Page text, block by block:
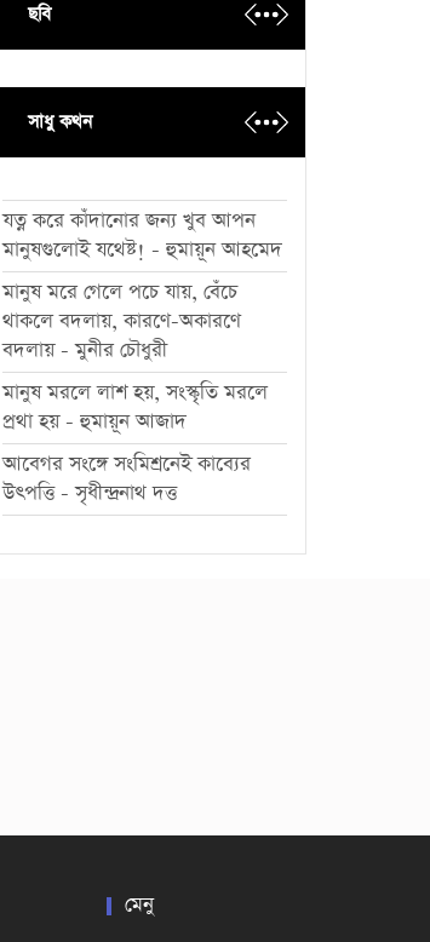
ছবি
সাধু কথন
যত্ন করে কাঁদানোর জন্য খুব আপন
মানুষগুলোই যথেষ্ট! - হুমায়ূন আহমেদ
মানুষ মরে গেলে পচে যায়, বেঁচে
থাকলে বদলায়, কারণে-অকারণে
বদলায় - মুনীর চৌধুরী
মানুষ মরলে লাশ হয়, সংস্কৃতি মরলে
প্রথা হয় - হুমায়ূন আজাদ
আবেগর সংঙ্গে সংমিশ্রনেই কাব্যের
উৎপত্তি - সৃধীন্দ্রনাথ দত্ত
মেনু